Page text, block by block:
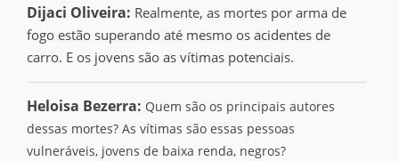
Dijaci Oliveira: Realmente, as mortes por arma de
fogo estão superando até mesmo os acidentes de
carro. E os jovens são as vítimas potenciais.
Heloisa Bezerra: Quem são os principais autores
dessas mortes? As vítimas são essas pessoas
vulneráveis, jovens de baixa renda, negros?